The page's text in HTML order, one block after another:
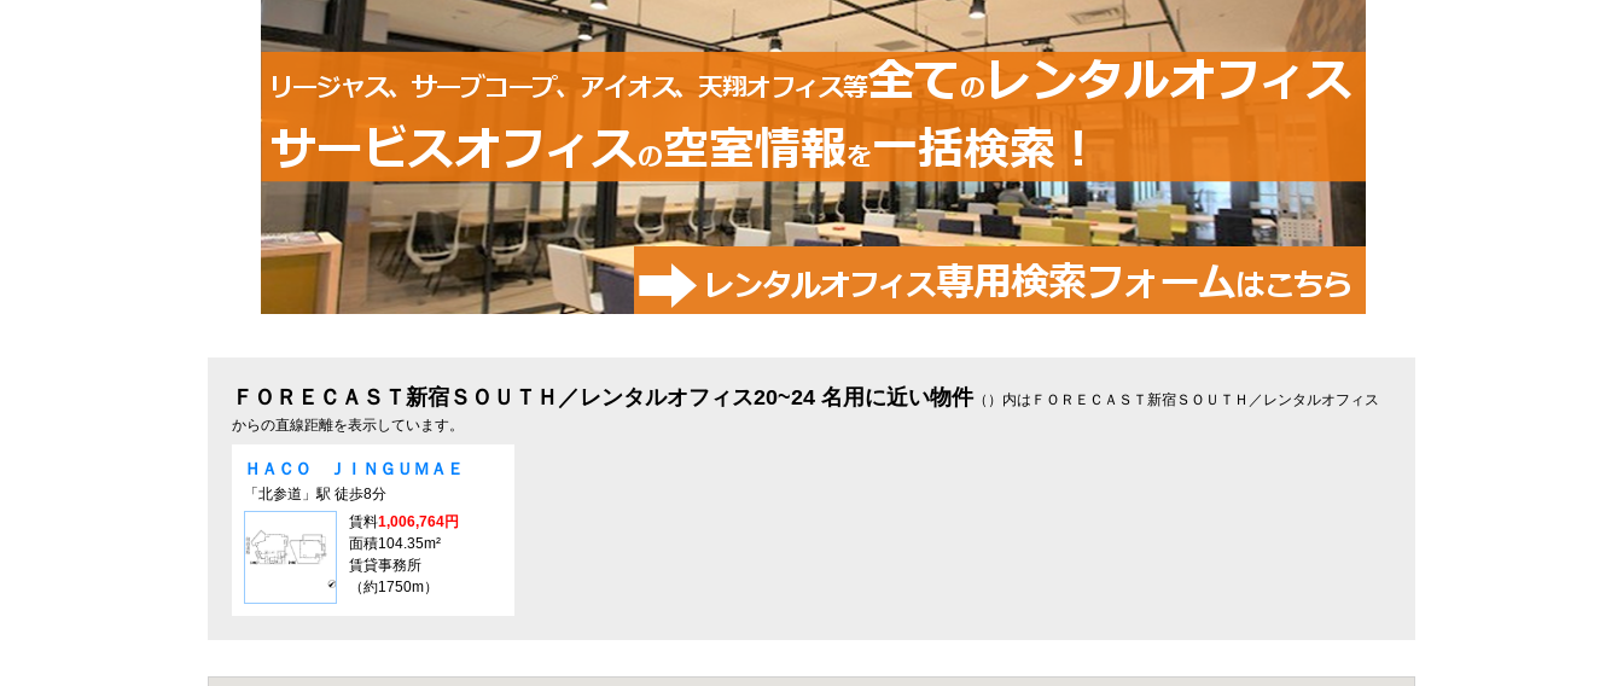
ＦＯＲＥＣＡＳＴ新宿ＳＯＵＴＨ／レンタルオフィス20~24 名用に近い物件（）内はＦＯＲＥＣＡＳＴ新宿ＳＯＵＴＨ／レンタルオフィス
からの直線距離を表示しています。
ＨＡＣＯ ＪＩＮＧＵＭＡＥ
「北参道」駅 徒歩8分
賃料1,006,764円
面積104.35m²
賃貸事務所
（約1750m）